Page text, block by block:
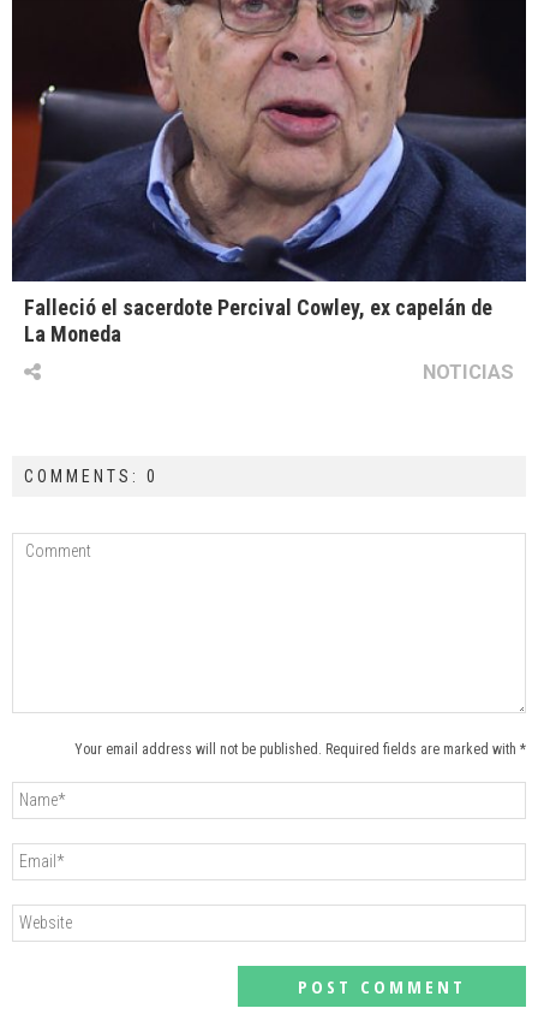
Falleció el sacerdote Percival Cowley, ex capelán de
La Moneda
NOTICIAS
COMMENTS: 0
Your email address will not be published. Required fields are marked with *